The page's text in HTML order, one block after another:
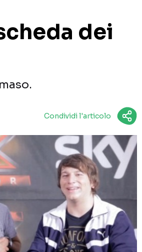
dei
Condividi l'articolo